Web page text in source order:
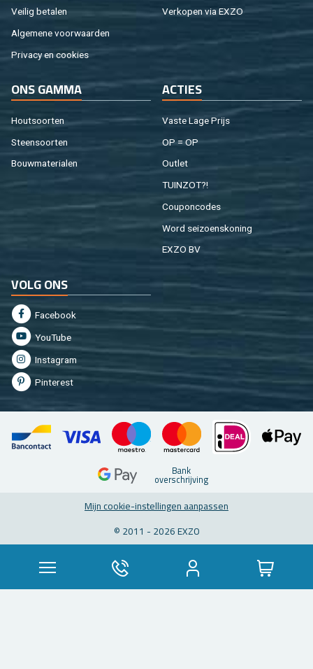
Vei­lig be­ta­len
Al­ge­me­ne voor­waar­den
Pri­va­cy en coo­kies
Ver­ko­pen via EXZO
ONS GAMMA
Hout­soor­ten
Steen­soor­ten
Bouw­ma­te­ri­a­len
AC­TIES
Vaste Lage Prijs
OP = OP
Out­let
TUIN­ZOT?!
Cou­pon­co­des
Word sei­zoens­ko­ning
EXZO BV
VOLG ONS
Fa­cebook
You­Tu­be
In­st­agram
Pin­te­rest
Bank
over­schrij­ving
Mijn coo­kie-in­stel­lin­gen aan­pas­sen
© 2011 - 2026 EXZO